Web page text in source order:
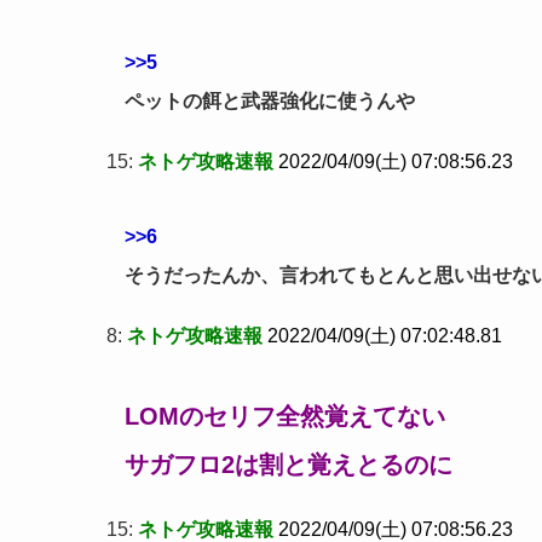
>>5
ペットの餌と武器強化に使うんや
15: ネトゲ攻略速報 2022/04/09(土) 07:08:56.23
>>6
そうだったんか、言われてもとんと思い出せな
8: ネトゲ攻略速報 2022/04/09(土) 07:02:48.81
LOMのセリフ全然覚えてない
サガフロ2は割と覚えとるのに
15: ネトゲ攻略速報 2022/04/09(土) 07:08:56.23